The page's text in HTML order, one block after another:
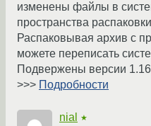
изменены файлы в
пространства
Распаковывая архив с
можете переписать
Подвержены версии
>>> Подробности
nial ★